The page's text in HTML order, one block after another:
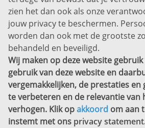
Privacyverklaring
Sitemap
Copyright
Bekijk ook eens
zien het dan ook als onze
jouw privacy te beschermen.
worden dan ook met de grootste
behandeld en beveiligd.
Wij maken op deze website
gebruik van deze website en
vergemakkelijken, de prestaties
te verbeteren en de relevantie van
verhogen. Klik opakkoord om aan
instemt met ons privacy statement